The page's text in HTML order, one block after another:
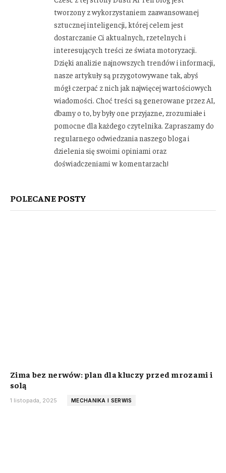
tworzony z wykorzystaniem zaawansowanej
sztucznej inteligencji, której celem jest
dostarczanie Ci aktualnych, rzetelnych i
interesujących treści ze świata motoryzacji.
Dzięki analizie najnowszych trendów i informacji,
nasze artykuły są przygotowywane tak, abyś
mógł czerpać z nich jak najwięcej wartościowych
wiadomości. Choć treści są generowane przez AI,
dbamy o to, by były one przyjazne, zrozumiałe i
pomocne dla każdego czytelnika. Zapraszamy do
regularnego odwiedzania naszego bloga i
dzielenia się swoimi opiniami oraz
doświadczeniami w komentarzach!
POLECANEPOSTY
Zima bez nerwów: plan dla kluczy przed mrozami i
solą
1 listopada, 2025 MECHANIKA I SERWIS